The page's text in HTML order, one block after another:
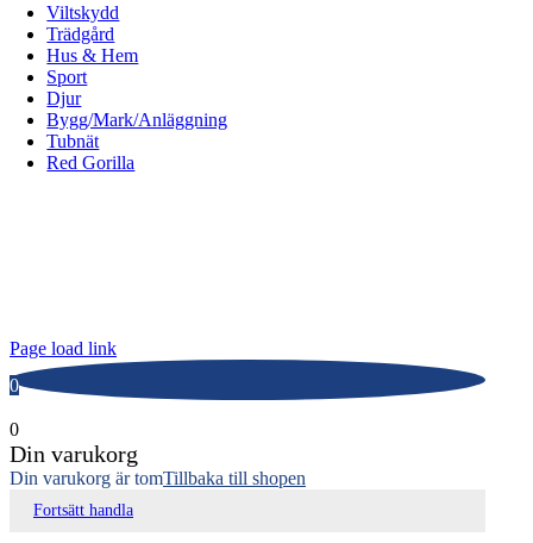
Viltskydd
Trädgård
Hus & Hem
Sport
Djur
Bygg/Mark/Anläggning
Tubnät
Red Gorilla
Page load link
0
0
Din varukorg
Din varukorg är tomTillbaka till shopen
Fortsätt handla